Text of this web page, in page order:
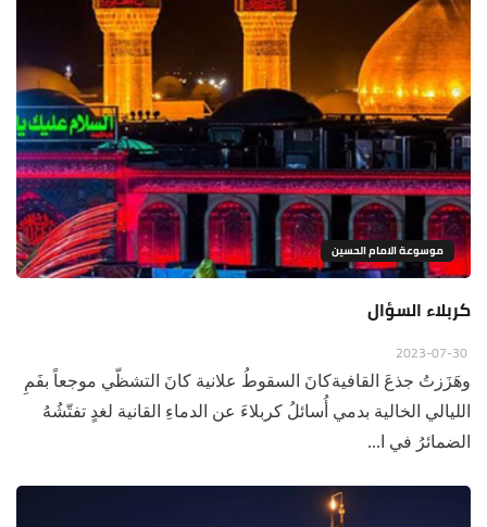
موسوعة الامام الحسين
كربلاء السؤال
وهَزَزتُ جذعَ القافيةكانَ السقوطُ علانية كانَ التشظّي موجعاً بفَمِ
الليالي الخالية بدمي أُسائلُ كربلاءَ عن الدماءِ القانية لغدٍ تفتّشُهُ
الضمائرُ في ا...